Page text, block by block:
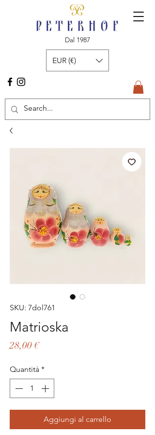
Dal 1987
EUR (€)
SKU: 7dol761
Matrioska
28,00 €Prezzo
Quantità *
Aggiungi al carrello